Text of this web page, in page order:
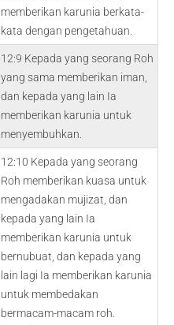
memberikan karunia berkata-
kata dengan pengetahuan.
12:9 Kepada yang seorang Roh
yang sama memberikan iman,
dan kepada yang lain Ia
memberikan karunia untuk
menyembuhkan.
12:10 Kepada yang seorang
Roh memberikan kuasa untuk
mengadakan mujizat, dan
kepada yang lain Ia
memberikan karunia untuk
bernubuat, dan kepada yang
lain lagi Ia memberikan karunia
untuk membedakan
bermacam-macam roh.